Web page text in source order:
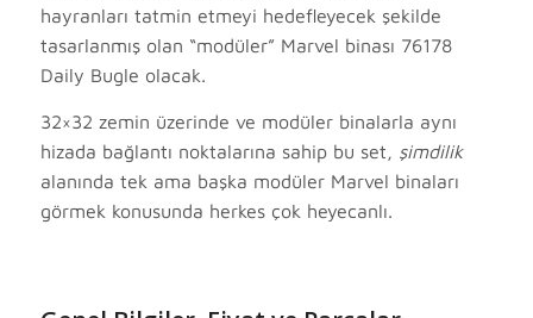
hayranları tatmin etmeyi hedefleyecek şekilde
tasarlanmış olan “modüler” Marvel binası 76178
Daily Bugle olacak.
32×32 zemin üzerinde ve modüler binalarla aynı
hizada bağlantı noktalarına sahip bu set, şimdilik
alanında tek ama başka modüler Marvel binaları
görmek konusunda herkes çok heyecanlı.